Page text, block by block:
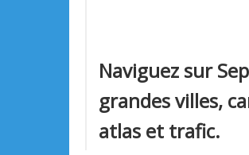
Naviguez sur
grandes villes,
atlas et trafic.